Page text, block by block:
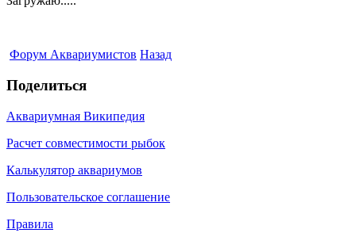
Форум Аквариумистов Назад
Поделиться
Аквариумная Википедия
Расчет совместимости рыбок
Калькулятор аквариумов
Пользовательское соглашение
Правила